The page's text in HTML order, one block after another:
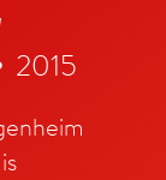
2015